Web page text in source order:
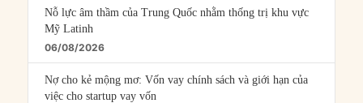
Nỗ lực âm thầm của Trung Quốc nhằm thống trị khu vực
Mỹ Latinh
06/08/2026
Nợ cho kẻ mộng mơ: Vốn vay chính sách và giới hạn của
việc cho startup vay vốn